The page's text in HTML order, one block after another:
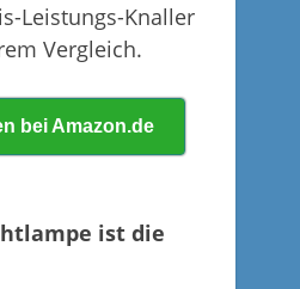
Leistungs-Knaller
Vergleich.
bei Amazon.de
ist die